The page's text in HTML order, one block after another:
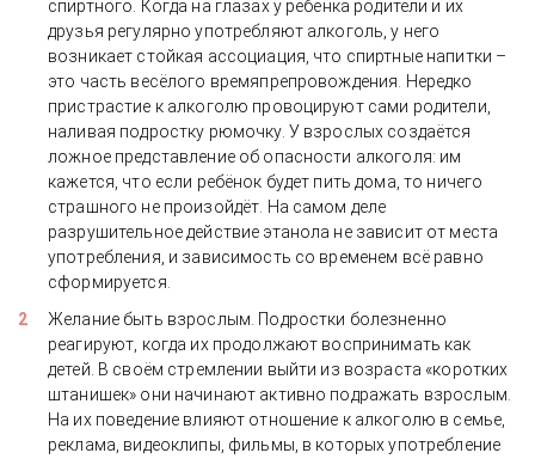
спиртного. Когда на глазах у ребёнка родители и их
друзья регулярно употребляют алкоголь, у него
возникает стойкая ассоциация, что спиртные напитки –
это часть весёлого времяпрепровождения. Нередко
пристрастие к алкоголю провоцируют сами родители,
наливая подростку рюмочку. У взрослых создаётся
ложное представление об опасности алкоголя: им
кажется, что если ребёнок будет пить дома, то ничего
страшного не произойдёт. На самом деле
разрушительное действие этанола не зависит от места
употребления, и зависимость со временем всё равно
сформируется.
Желание быть взрослым. Подростки болезненно
реагируют, когда их продолжают воспринимать как
детей. В своём стремлении выйти из возраста «коротких
штанишек» они начинают активно подражать взрослым.
На их поведение влияют отношение к алкоголю в семье,
реклама, видеоклипы, фильмы, в которых употребление